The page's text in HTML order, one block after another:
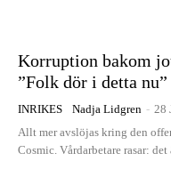
Korruption bakom
”Folk dör i detta nu”
INRIKES Nadja Lidgren - 28
Allt mer avslöjas kring den
Cosmic. Vårdarbetare rasar: